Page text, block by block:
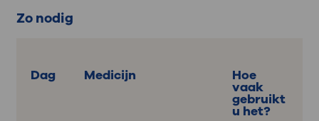
Zo nodig
Dag Medicijn Hoe
vaak
gebruikt
u het?